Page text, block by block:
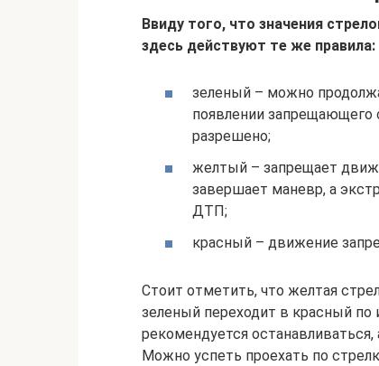
Ввиду того, что значения
здесь действуют те же правила:
зеленый – можно
появлении запрещающего
разрешено;
желтый – запрещает
завершает маневр, а
ДТП;
красный – движение
Стоит отметить, что желтая
зеленый переходит в красный
рекомендуется
Можно успеть проехать по